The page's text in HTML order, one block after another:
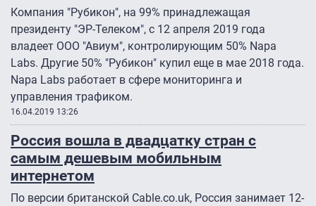
Компания "Рубикон", на 99% принадлежащая
президенту "ЭР-Телеком", с 12 апреля 2019 года
владеет ООО "Авиум", контролирующим 50% Napa
Labs. Другие 50% "Рубикон" купил еще в мае 2018 года.
Napa Labs работает в сфере мониторинга и
управления трафиком.
16.04.2019 13:26
Россия вошла в двадцатку стран с
самым дешевым мобильным
интернетом
По версии британской Cable.co.uk, Россия занимает 12-